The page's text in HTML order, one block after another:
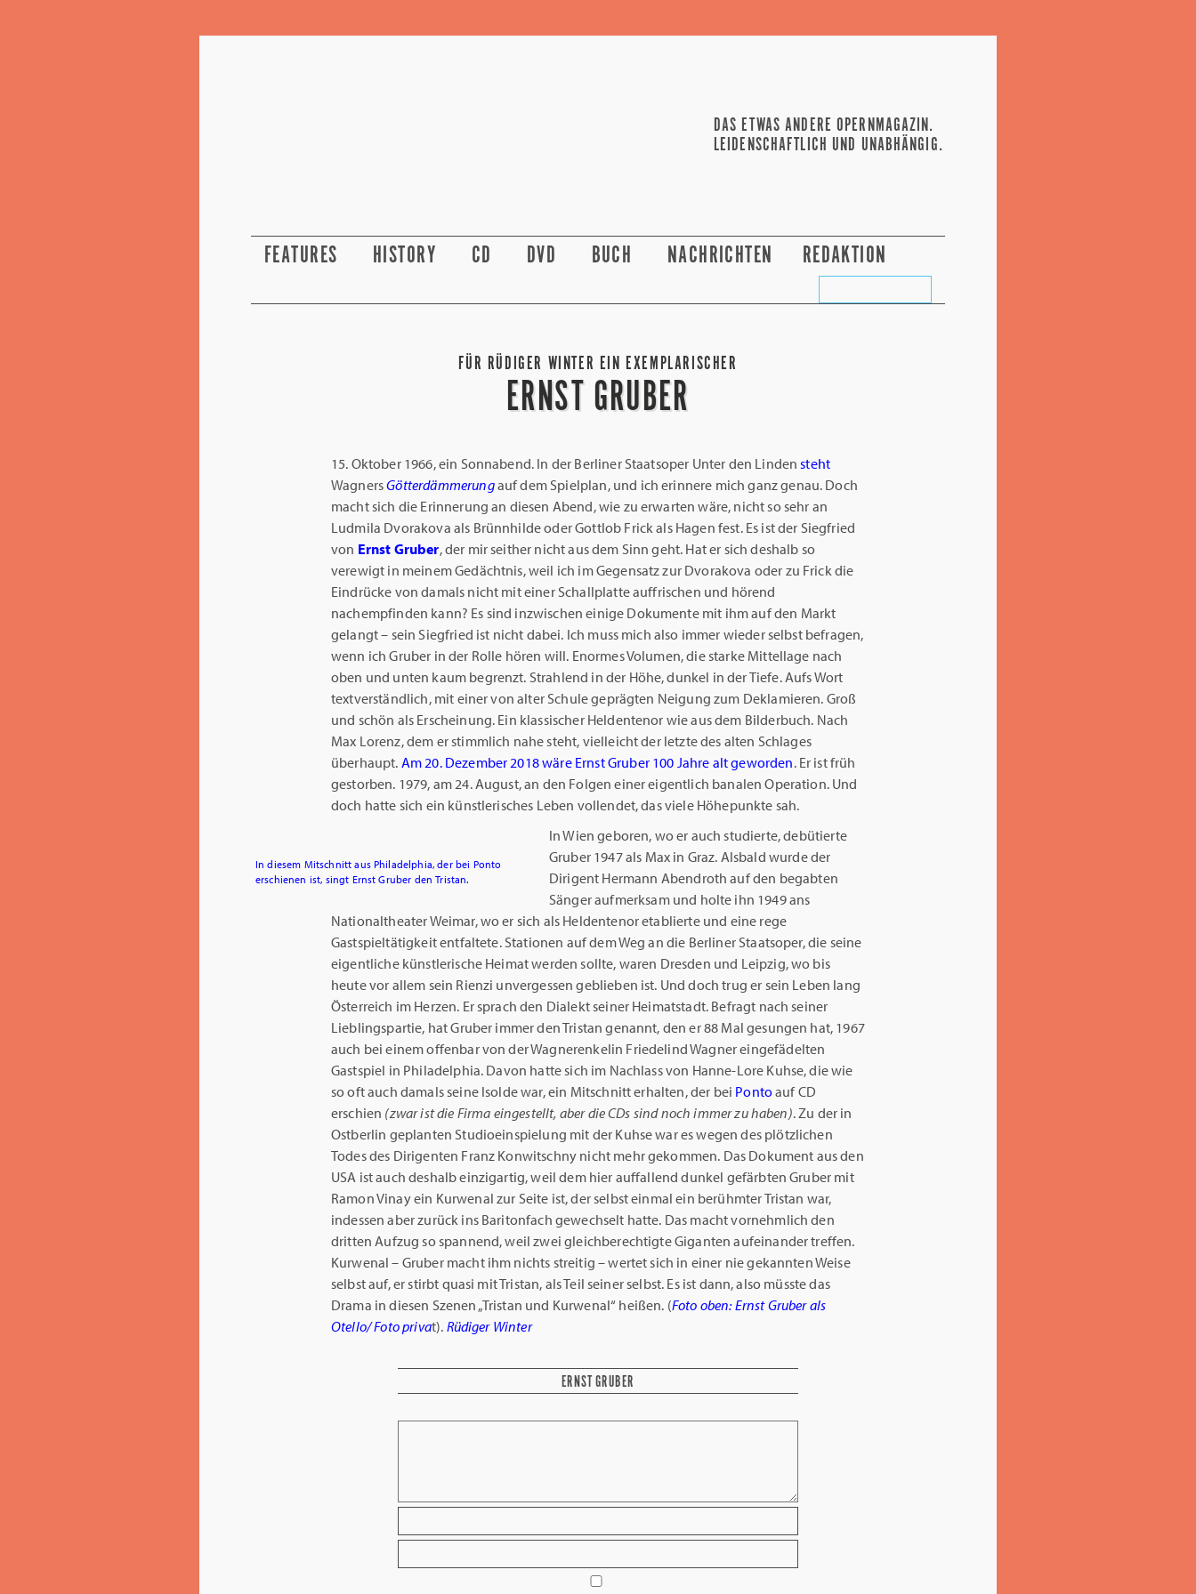
DAS ETWAS ANDERE OPERNMAGAZIN.
LEIDENSCHAFTLICH UND UNABHÄNGIG.
FEATURES HISTORY CD DVD BUCH NACHRICHTEN REDAKTION
FÜR RÜDIGER WINTER EIN EXEMPLARISCHER
ERNST GRUBER
15. Oktober 1966, ein Sonnabend. In der Berliner Staatsoper Unter den Lindensteht
WagnersGötterdämmerungauf dem Spielplan, und ich erinnere mich ganz genau. Doch
macht sich die Erinnerung an diesen Abend, wie zu erwarten wäre, nicht so sehr an
Ludmila Dvorakova als Brünnhilde oder Gottlob Frick als Hagen fest. Es ist der Siegfried
von Ernst Gruber, der mir seither nicht aus dem Sinn geht. Hat er sich deshalb so
verewigt in meinem Gedächtnis, weil ich im Gegensatz zur Dvorakova oder zu Frick die
Eindrücke von damals nicht mit einer Schallplatte auffrischen und hörend
nachempfinden kann? Es sind inzwischen einige Dokumente mit ihm auf den Markt
gelangt – sein Siegfried ist nicht dabei. Ich muss mich also immer wieder selbst befragen,
wenn ich Gruber in der Rolle hören will. Enormes Volumen, die starke Mittellage nach
oben und unten kaum begrenzt. Strahlend in der Höhe, dunkel in der Tiefe. Aufs Wort
textverständlich, mit einer von alter Schule geprägten Neigung zum Deklamieren. Groß
und schön als Erscheinung. Ein klassischer Heldentenor wie aus dem Bilderbuch. Nach
Max Lorenz, dem er stimmlich nahe steht, vielleicht der letzte des alten Schlages
überhaupt. Am 20. Dezember 2018 wäre Ernst Gruber 100 Jahre alt geworden. Er ist früh
gestorben. 1979, am 24. August, an den Folgen einer eigentlich banalen Operation. Und
doch hatte sich ein künstlerisches Leben vollendet, das viele Höhepunkte sah.
In diesem Mitschnitt aus Philadelphia, der bei Ponto
erschienen ist, singt Ernst Gruber den Tristan.
In Wien geboren, wo er auch studierte, debütierte
Gruber 1947 als Max in Graz. Alsbald wurde der
Dirigent Hermann Abendroth auf den begabten
Sänger aufmerksam und holte ihn 1949 ans
Nationaltheater Weimar, wo er sich als Heldentenor etablierte und eine rege
Gastspieltätigkeit entfaltete. Stationen auf dem Weg an die Berliner Staatsoper, die seine
eigentliche künstlerische Heimat werden sollte, waren Dresden und Leipzig, wo bis
heute vor allem sein Rienzi unvergessen geblieben ist. Und doch trug er sein Leben lang
Österreich im Herzen. Er sprach den Dialekt seiner Heimatstadt. Befragt nach seiner
Lieblingspartie, hat Gruber immer den Tristan genannt, den er 88 Mal gesungen hat, 1967
auch bei einem offenbar von der Wagnerenkelin Friedelind Wagner eingefädelten
Gastspiel in Philadelphia. Davon hatte sich im Nachlass von Hanne-Lore Kuhse, die wie
so oft auch damals seine lsolde war, ein Mitschnitt erhalten, der bei Pontoauf CD
erschien (zwar ist die Firma eingestellt, aber die CDs sind noch immer zu haben). Zu der in
Ostberlin geplanten Studioeinspielung mit der Kuhse war es wegen des plötzlichen
Todes des Dirigenten Franz Konwitschny nicht mehr gekommen. Das Dokument aus den
USA ist auch deshalb einzigartig, weil dem hier auffallend dunkel gefärbten Gruber mit
Ramon Vinay ein Kurwenal zur Seite ist, der selbst einmal ein berühmter Tristan war,
indessen aber zurück ins Baritonfach gewechselt hatte. Das macht vornehmlich den
dritten Aufzug so spannend, weil zwei gleichberechtigte Giganten aufeinander treffen.
Kurwenal – Gruber macht ihm nichts streitig – wertet sich in einer nie gekannten Weise
selbst auf, er stirbt quasi mit Tristan, als Teil seiner selbst. Es ist dann, also müsste das
Drama in diesen Szenen „Tristan und Kurwenal“ heißen. (Foto oben: Ernst Gruber als
Otello/ Foto privat). Rüdiger Winter
ERNST GRUBER